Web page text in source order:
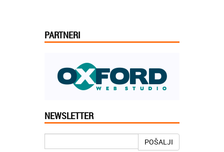
PARTNERI
NEWSLETTER
POŠALJI
Jelena iz Niša:
Mogu da pohvalim sve zaposlene u
Akademiji Oxford u Nišu jer su stvarno
profesionalni i prenose znanje na odličan